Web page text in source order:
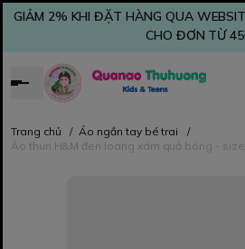
GIẢM 2% KHI ĐẶT HÀNG QUA
CHO ĐƠN TỪ
Trang chủ / Áo ngắn tay bé trai
/
Áo thun H&M đen loang xám quả bóng -